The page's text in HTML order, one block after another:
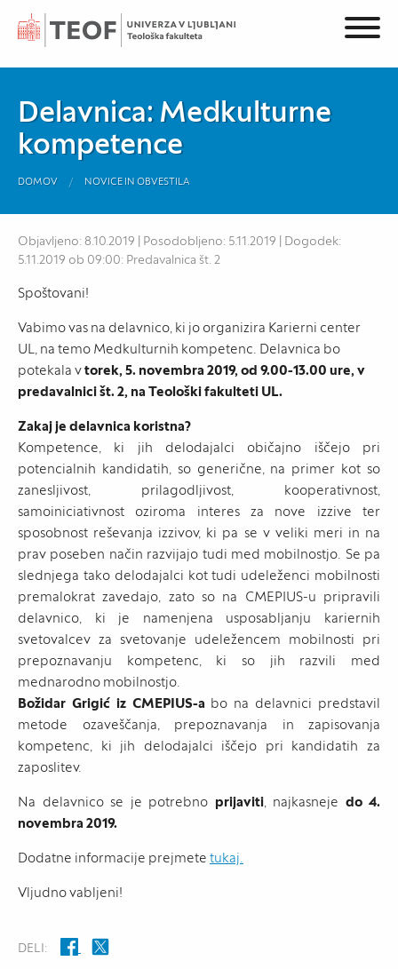
Delavnica: Medkulturne
kompetence
DOMOV NOVICE IN OBVESTILA
Objavljeno: 8.10.2019 | Posodobljeno: 5.11.2019 | Dogodek:
5.11.2019 ob 09:00: Predavalnica št. 2
Spoštovani!
Vabimo vas na delavnico, ki jo organizira Karierni center
UL, na temo Medkulturnih kompetenc. Delavnica bo
potekala vtorek, 5. novembra 2019, od 9.00-13.00 ure, v
predavalnici št. 2, na Teološki fakulteti UL.
Zakaj je delavnica koristna?
Kompetence, ki jih delodajalci običajno iščejo pri
potencialnih kandidatih, so generične, na primer kot so
zanesljivost, prilagodljivost, kooperativnost,
samoiniciativnost oziroma interes za nove izzive ter
sposobnost reševanja izzivov, ki pa se v veliki meri in na
prav poseben način razvijajo tudi med mobilnostjo. Se pa
slednjega tako delodajalci kot tudi udeleženci mobilnosti
premalokrat zavedajo, zato so na CMEPIUS-u pripravili
delavnico, ki je namenjena usposabljanju kariernih
svetovalcev za svetovanje udeležencem mobilnosti pri
prepoznavanju kompetenc, ki so jih razvili med
mednarodno mobilnostjo.
Božidar Grigić iz CMEPIUS-a bo na delavnici predstavil
metode ozaveščanja, prepoznavanja in zapisovanja
kompetenc, ki jih delodajalci iščejo pri kandidatih za
zaposlitev.
Na delavnico se je potrebno prijaviti, najkasneje do 4.
novembra 2019.
Dodatne informacije prejmete tukaj.
Vljudno vabljeni!
DELI: